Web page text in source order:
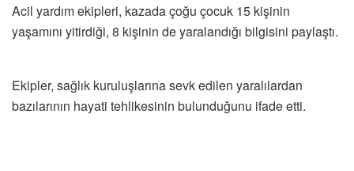
Acil yardım ekipleri, kazada çoğu çocuk 15 kişinin
yaşamını yitirdiği, 8 kişinin de yaralandığı bilgisini paylaştı.
Ekipler, sağlık kuruluşlarına sevk edilen yaralılardan
bazılarının hayati tehlikesinin bulunduğunu ifade etti.